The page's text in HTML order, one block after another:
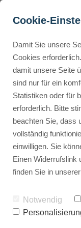
Buyer
Internal
CapCut
Dein
Sounds
Werbehinweis: Links
du darüber ein,
dich.
Stephan
Du
Cookie-
Damit Sie unsere
Cookies
damit unsere Seite
sind nur für ein
Statistiken oder für
erforderlich. Bitte
beachten Sie, dass
vollständig
einwilligen. Sie
Einen Widerrufslink
finden Sie in unserer
Notwendig